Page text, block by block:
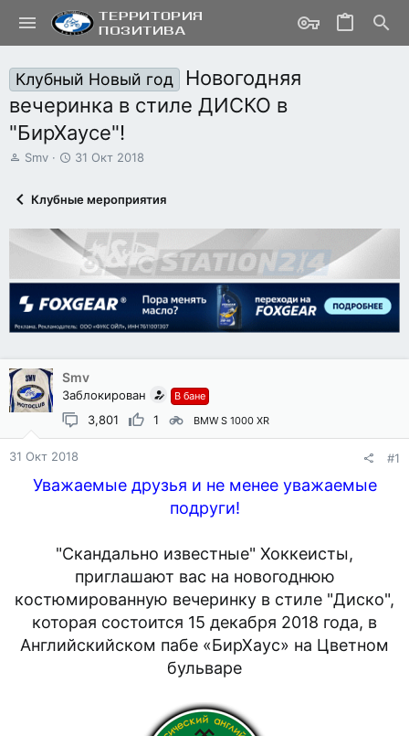
Клубный Новый год
Новогодняя
вечеринка в стиле ДИСКО в
"БирХаусе"!
А
ы
Smv
Д
а
а
ч
л
а
31 Окт 2018
Клубные мероприятия
Smv
Заблокирован В бане
3,801 1 BMW S 1000 XR
31 Окт 2018 #1
Уважаемые друзья и не менее уважаемые
подруги!​
"Скандально известные" Хоккеисты,
приглашают вас на новогоднюю
костюмированную вечеринку в стиле "Диско",
которая состоится 15 декабря 2018 года, в
Английскийском пабе «БирХаус» на Цветном
бульваре​